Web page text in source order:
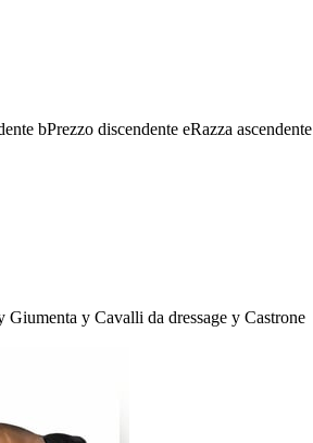
bPrezzo discendente eRazza ascendente
Giumenta y Cavalli da dressage y Castrone